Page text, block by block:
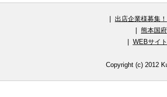
出店企業様募集！
熊本国
WEBサイ
Copyright (c) 2012